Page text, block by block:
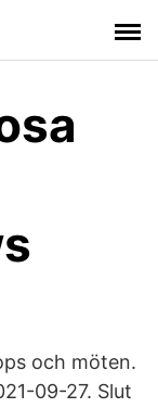
och möten.
09-27. Slut